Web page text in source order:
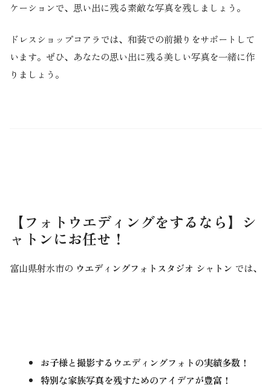
ケーションで、思い出に残る素敵な写真を残しましょう。
ドレスショップコアラでは、和装での前撮りをサポートして
います。ぜひ、あなたの思い出に残る美しい写真を一緒に作
りましょう。
【フォトウエディングをするなら】シ
ャトンにお任せ！
富山県射水市の ウエディングフォトスタジオ シャトン では、
お子様と撮影するウエディングフォトの実績多数！
特別な家族写真を残すためのアイデアが豊富！